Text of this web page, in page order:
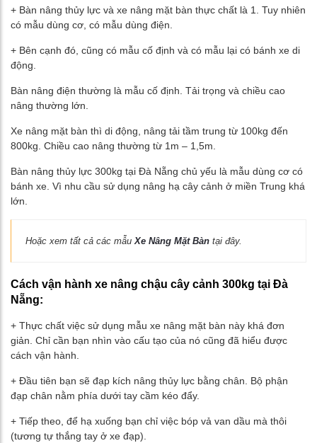
+ Bàn nâng thủy lực và xe nâng mặt bàn thực chất là 1. Tuy nhiên
có mẫu dùng cơ, có mẫu dùng điện.
+ Bên cạnh đó, cũng có mẫu cố định và có mẫu lại có bánh xe di
động.
Bàn nâng điện thường là mẫu cố định. Tải trọng và chiều cao
nâng thường lớn.
Xe nâng mặt bàn thì di động, nâng tải tầm trung từ 100kg đến
800kg. Chiều cao nâng thường từ 1m – 1,5m.
Bàn nâng thủy lực 300kg tại Đà Nẵng chủ yếu là mẫu dùng cơ có
bánh xe. Vì nhu cầu sử dụng nâng hạ cây cảnh ở miền Trung khá
lớn.
Hoặc xem tất cả các mẫuXe Nâng Mặt Bàn tại đây.
Cách vận hành xe nâng chậu cây cảnh 300kg tại Đà
Nẵng:
+ Thực chất việc sử dụng mẫu xe nâng mặt bàn này khá đơn
giản. Chỉ cần bạn nhìn vào cấu tạo của nó cũng đã hiểu được
cách vận hành.
+ Đầu tiên bạn sẽ đạp kích nâng thủy lực bằng chân. Bộ phận
đạp chân nằm phía dưới tay cầm kéo đẩy.
+ Tiếp theo, để hạ xuống bạn chỉ việc bóp vả van dầu mà thôi
(tương tự thắng tay ở xe đạp).